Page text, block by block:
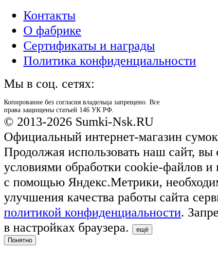
Контакты
О фабрике
Сертификаты и награды
Политика конфиденциальности
Мы в соц. сетях:
Копирование без согласия владельца запрещено. Все
права защищены статьей 146 УК РФ.
© 2013-2026 Sumki-Nsk.RU
Официальный интернет-магазин
Продолжая использовать наш сайт, вы
условиями обработки cookie-файлов и
с помощью Яндекс.Метрики,
улучшения качества работы сайта
политикой конфиденциальности.
в настройках браузера.
ещё
Понятно